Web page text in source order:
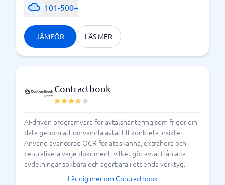
101-500+
JÄMFÖR LÄS MER
Contractbook
AI-driven programvara för avtalshantering som frigör din
data genom att omvandla avtal till konkreta insikter.
Använd avancerad OCR för att skanna, extrahera och
centralisera varje dokument, vilket gör avtal från alla
avdelningar sökbara och agerbara i ett enda verktyg.
Lär dig mer om Contractbook